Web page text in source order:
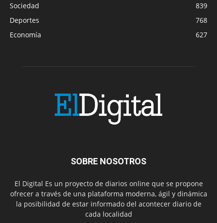
Sociedad
839
Deportes
768
Economía
627
SOBRE NOSOTROS
El Digital Es un proyecto de diarios online que se propone
ofrecer a través de una plataforma moderna, ágil y dinámica
la posibilidad de estar informado del acontecer diario de
cada localidad